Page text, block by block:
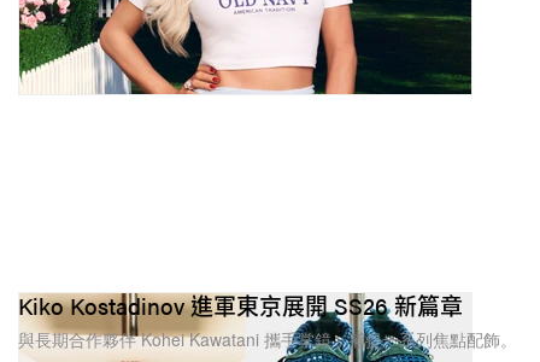
Kiko Kostadinov 進軍東京展開 SS26 新篇章
與長期合作夥伴 Kohei Kawatani 攜手掌鏡，捕捉一系列焦點配飾。